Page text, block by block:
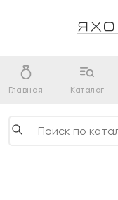
Главная Каталог